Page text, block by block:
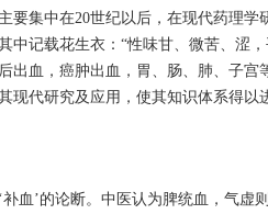
要集中在20世纪以后，在现代药理
中记载花生衣：“性味甘、微苦、涩
出血，癌肿出血，胃、肠、肺、子宫
现代研究及应用，使其知识体系得
血’的论断。中医认为脾统血，气